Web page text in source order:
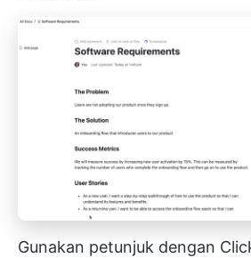
Gunakan petunjuk dengan